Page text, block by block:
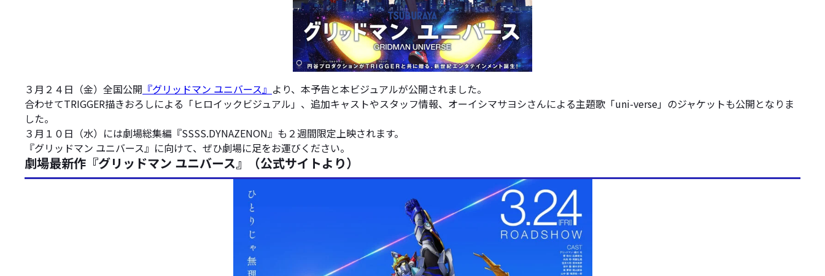
３月２４日（金）全国公開 『グリッドマン ユニバース』 より、本予告と本ビジュアルが公開されました。
合わせてTRIGGER描きおろしによる「ヒロイックビジュアル」、追加キャストやスタッフ情報、オーイシマサヨシさんによる主題歌「uni-verse」のジャケットも公開となりま
した。
３月１０日（水）には劇場総集編『SSSS.DYNAZENON』も２週間限定上映されます。
『グリッドマン ユニバース』に向けて、ぜひ劇場に足をお運びください。
劇場最新作『グリッドマン ユニバース』（公式サイトより）